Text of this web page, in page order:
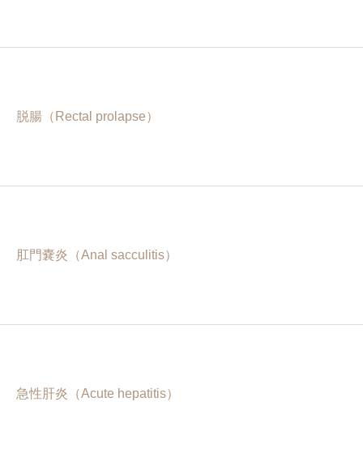
脱腸（Rectal prolapse）
肛門嚢炎（Anal sacculitis）
急性肝炎（Acute hepatitis）